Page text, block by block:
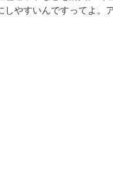
しやすいんですってよ。